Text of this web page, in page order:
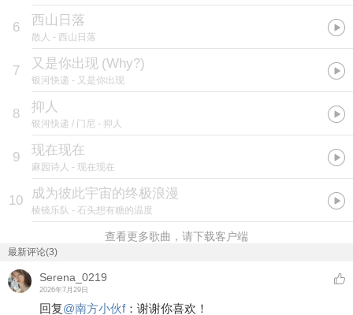
6 西山日落
散人 - 西山日落
7 又是你出现 (Why?)
银河快递 - 又是你出现
8 抑人
银河快递 / 门尼 - 抑人
9 现在现在
麻园诗人 - 现在现在
10 成为彼此宇宙的终极浪漫
棱镜乐队 - 石头想有糖的温度
查看更多歌曲，请下载客户端
最新评论(3)
Serena_0219
2026年7月29日
回复@南方小伙f： 谢谢你喜欢！